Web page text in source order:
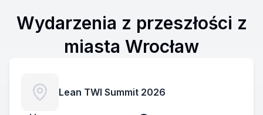
Wydarzenia z przeszłości z
miasta Wrocław
Lean TWI Summit 2026